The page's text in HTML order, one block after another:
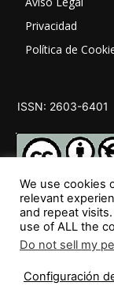
Privacidad
Política de
ISSN: 2603-6401
We use cookies
relevant
and repeat
use of ALL the
Do not sell my
Configuración